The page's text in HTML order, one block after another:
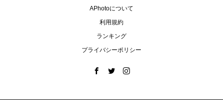
APhotoについて
利用規約
ランキング
プライバシーポリシー